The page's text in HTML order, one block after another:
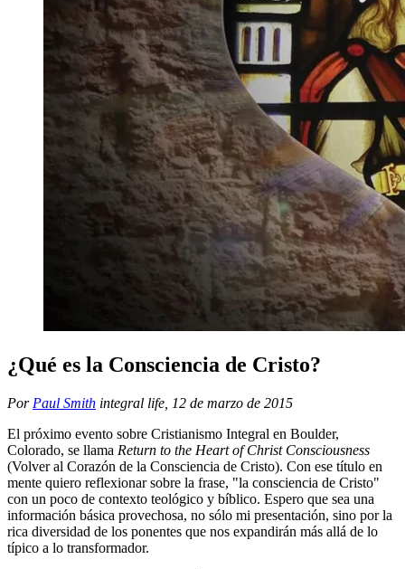
¿Qué es la Consciencia de Cristo?
Por Paul Smith integral life , 12 de marzo de 2015
El próximo evento sobre Cristianismo Integral en Boulder,
Colorado, se llama Return to the Heart of Christ Consciousness
(Volver al Corazón de la Consciencia de Cristo). Con ese título en
mente quiero reflexionar sobre la frase, "la consciencia de Cristo"
con un poco de contexto teológico y bíblico. Espero que sea una
información básica provechosa, no sólo mi presentación, sino por la
rica diversidad de los ponentes que nos expandirán más allá de lo
típico a lo transformador.